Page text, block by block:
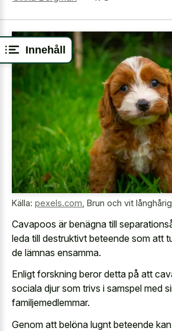
Innehåll
Källa: pexels.com Brun och vit
Cavapoos är benägna till
leda till destruktivt beteende som att
de lämnas ensamma.
Enligt forskning beror detta på att
sociala djur som trivs i samspel med
familjemedlemmar.
Genom att belöna lugnt beteende